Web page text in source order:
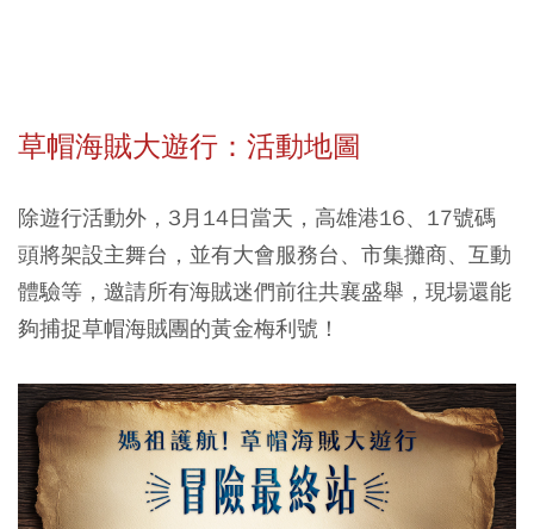
草帽海賊大遊行：活動地圖
除遊行活動外，3月14日當天，高雄港16、17號碼
頭將架設主舞台，並有大會服務台、市集攤商、互動
體驗等，邀請所有海賊迷們前往共襄盛舉，現場還能
夠捕捉草帽海賊團的黃金梅利號！